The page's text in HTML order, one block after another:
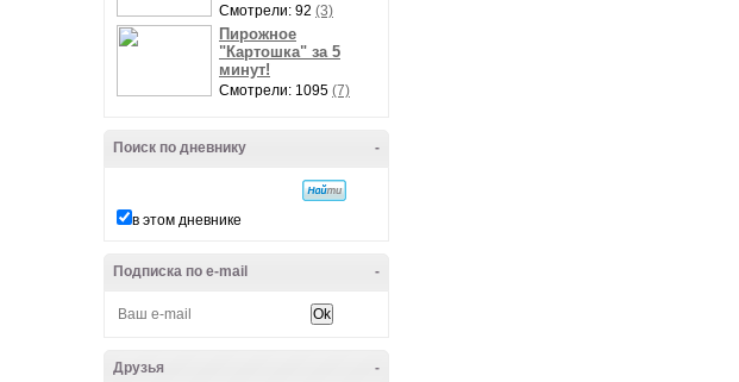
Смотрели: 92 (3)
Пирожное
"Картошка" за 5
минут!
Смотрели: 1095 (7)
-
Поиск по дневнику
в этом дневнике
-
Подписка по e-mail
-
Друзья